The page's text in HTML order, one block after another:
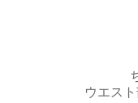
ウエス